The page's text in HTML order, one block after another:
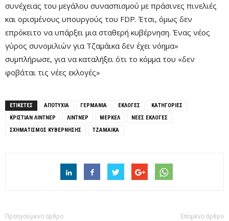
συνέχειας του μεγάλου συνασπισμού με πράσινες πινελιές
και ορισμένους υπουργούς του FDP. Έτσι, όμως δεν
επρόκειτο να υπάρξει μια σταθερή κυβέρνηση. Ένας νέος
γύρος συνομιλιών για Τζαμάικα δεν έχει νόημα»
συμπλήρωσε, για να καταλήξει ότι το κόμμα του «δεν
φοβάται τις νέες εκλογές»
ΕΤΙΚΕΤΕΣ ΑΠΟΤΥΧΙΑ ΓΕΡΜΑΝΙΑ ΕΚΛΟΓΕΣ
ΚΑΤΗΓΟΡΙΕΣ
ΚΡΙΣΤΙΑΝ ΛΙΝΤΝΕΡ
ΛΙΝΤΝΕΡ ΜΈΡΚΕΛ
ΝΕΕΣ ΕΚΛΟΓΕΣ
ΣΧΗΜΑΤΙΣΜΟΣ ΚΥΒΕΡΝΗΣΗΣ
ΤΖΑΜΑΙΚΑ
Προηγούμενο άρθρο Επόμενο άρθρο